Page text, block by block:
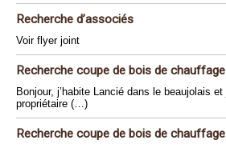
Recherche d’associés
Voir flyer joint
Recherche coupe de bois de chauffage
Bonjour, j’habite Lancié dans le beaujolais
propriétaire (…)
Recherche coupe de bois de chauffage